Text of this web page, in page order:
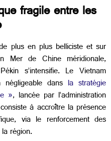
fragile entre les
plus en plus belliciste et sur
Mer de Chine méridionale,
s’intensifie. Le Vietnam
dans la stratégie
», lancée par l’administration
à accroître la présence
via le renforcement des
région.